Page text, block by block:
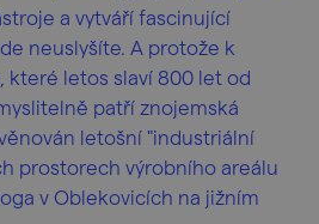
a vytváří fascinující
neuslyšíte. A protože k
které letos slaví 800 let od
patří znojemská
letošní "industriální
prostorech výrobního areálu
v Oblekovicích na jižním